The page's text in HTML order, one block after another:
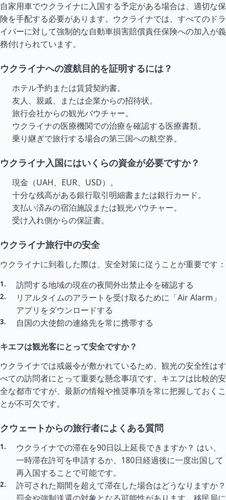
自家用車でウクライナに入国する予定がある場合は、適切な保
険を手配する必要があります。ウクライナでは、すべてのドラ
イバーに対して強制的な自動車損害賠償責任保険への加入が義
務付けられています。
ウクライナへの渡航目的を証明するには？
ホテル予約または賃貸契約書。
友人、親戚、または企業からの招待状。
旅行会社からの観光バウチャー。
ウクライナの医療機関での治療を確認する医療書類。
乗り継ぎで旅行する場合の第三国への航空券。
ウクライナ入国にはいくらの資金が必要ですか？
現金（UAH、EUR、USD）。
十分な残高がある銀行取引明細書または銀行カード。
支払い済みの宿泊施設または観光バウチャー。
受け入れ側からの保証書。
ウクライナ旅行中の安全
ウクライナに到着した際は、安全対策に従うことが重要です：
訪問する地域の現在の夜間外出禁止令を確認する
リアルタイムのアラートを受け取るために「Air Alarm」
アプリをダウンロードする
自国の大使館の連絡先を常に携帯する
キエフは観光客にとって安全ですか？
ウクライナでは戒厳令が敷かれているため、観光の安全性はす
べての訪問者にとって重要な懸念事項です。キエフは比較的安
全な都市ですが、最新の情報や推奨事項を常に把握しておくこ
とが不可欠です。
クウェートからの旅行者によくある質問
ウクライナでの滞在を90日以上延長できますか？ はい、
一時滞在許可を申請するか、180日経過後に一度出国して
再入国することで可能です。
許可された期間を超えて滞在した場合はどうなりますか？